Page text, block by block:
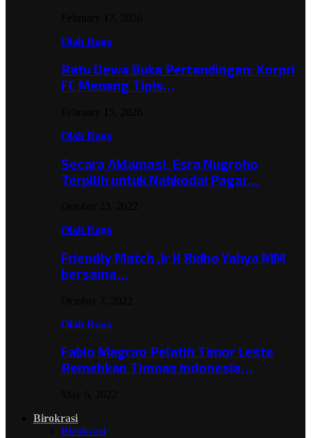
Olah Raga
Ratu Dewa Buka Pertandingan: Korpri
FC Menang Tipis…
Olah Raga
Secara Aklamasi, Esra Nugroho
Terpilih untuk Nahkodai Pagar…
Olah Raga
Friendly Match ,Ir H Ridho Yahya MM
bersama…
Olah Raga
Fabio Magrao Pelatih Timor Leste
Remehkan Timnas Indonesia…
Birokrasi
Birokrasi